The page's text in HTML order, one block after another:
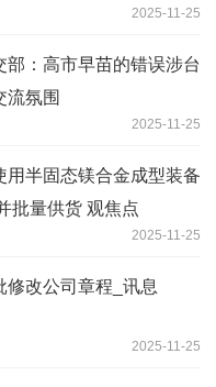
2025-11-25
部：高市早苗的错误涉台
流氛围
2025-11-25
用半固态镁合金成型装备
批量供货 观焦点
2025-11-25
修改公司章程_讯息
2025-11-25